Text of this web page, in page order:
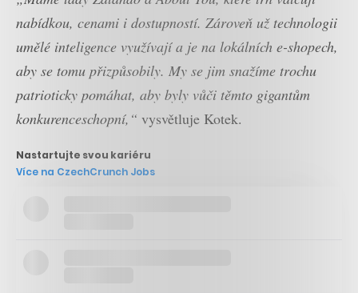
nabídkou, cenami i dostupností. Zároveň už technologii
umělé inteligence využívají a je na lokálních e-shopech,
aby se tomu přizpůsobily. My se jim snažíme trochu
patrioticky pomáhat, aby byly vůči těmto gigantům
konkurenceschopní,“ vysvětluje Kotek.
Nastartujte svou kariéru
Více na CzechCrunch Jobs